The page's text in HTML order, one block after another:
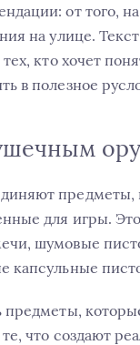
от того,
на улице.
кто хочет
в полезное
для игры.
шумовые
капсульные
предметы,
что создают